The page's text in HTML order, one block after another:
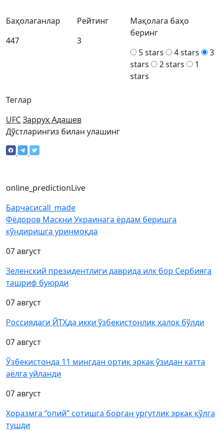
Теглар
UFCЗарруҳ Адашев
Баҳолаганлар
447
Рейтинг
3
Мақолага баҳо
беринг
5 stars
4 stars
3
stars
2 stars
1
stars
Дўстларингиз билан улашинг
online_predictionLive
Барчасиcall_made
Фёдоров Маскни Украинага ёрдам беришга
кўндиришга уринмоқда
07 август
Зеленский президентлиги даврида илк бор Сербияга
ташриф буюрди
07 август
Россиядаги ЙТҲда икки ўзбекистонлик ҳалок бўлди
07 август
Ўзбекистонда 11 мингдан ортиқ эркак ўзидан катта
аёлга уйланди
07 август
Хоразмга “опий” сотишга борган ургутлик эркак қўлга
тушди